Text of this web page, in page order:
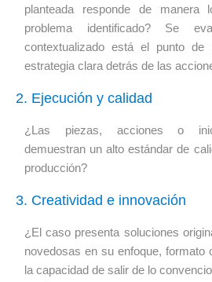
planteada responde de manera
problema identificado? Se
contextualizado está el punto
estrategia clara detrás de las
2. Ejecución y calidad
¿Las piezas, acciones o
demuestran un alto estándar de
producción?
3. Creatividad e innovación
¿El caso presenta soluciones
novedosas en su enfoque, formato
la capacidad de salir de lo